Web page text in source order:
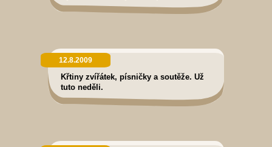
12.8.2009
Křtiny zvířátek, písničky a soutěže. Už
tuto neděli.